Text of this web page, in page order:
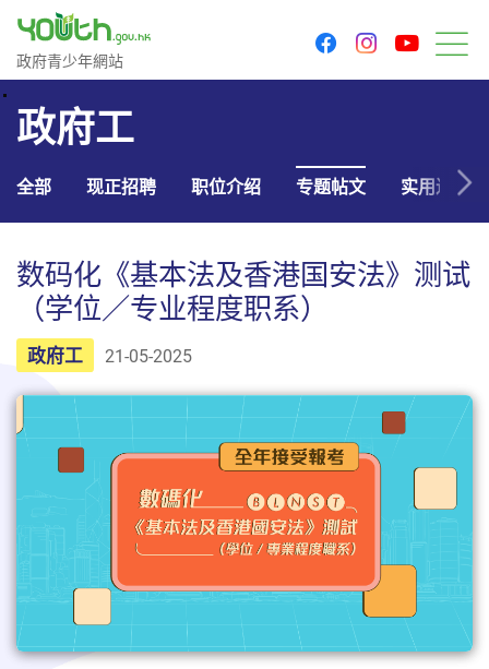
政府青少年网站
政府青少年網站
facebookinstagram
政府工
全部 现正招聘 职位介绍 专题帖文 实用连结
数码化《基本法及香港国安法》测试
（学位／专业程度职系）
政府工 21-05-2025